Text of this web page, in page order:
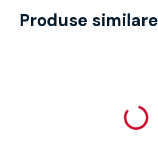
Produse similare